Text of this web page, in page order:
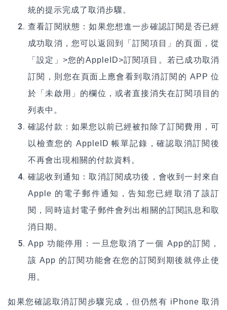
統的提示完成了取消步驟。
查看訂閱狀態：如果您想進一步確認訂閱是否已經
成功取消，您可以返回到「訂閱項目」的頁面，從
「設定」>您的AppleID>訂閱項目。若已成功取消
訂閱，則您在頁面上應會看到取消訂閱的 APP 位
於「未啟用」的欄位，或者直接消失在訂閱項目的
列表中。
確認付款：如果您以前已經被扣除了訂閱費用，可
以檢查您的 AppleID 帳單記錄，確認取消訂閱後
不再會出現相關的付款資料。
確認收到通知：取消訂閱成功後，會收到一封來自
Apple 的電子郵件通知，告知您已經取消了該訂
閱，同時這封電子郵件會列出相關的訂閱訊息和取
消日期。
App 功能停用：一旦您取消了一個 App的訂閱，
該 App 的訂閱功能會在您的訂閱到期後就停止使
用。
如果您確認取消訂閱步驟完成，但仍然有 iPhone 取消